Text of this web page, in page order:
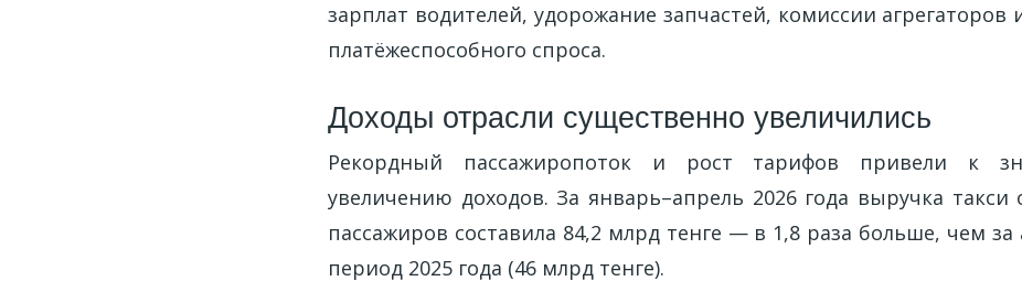
зарплат водителей, удорожание запчастей, комиссии
платёжеспособного спроса.
Доходы отрасли существенно увеличились
Рекордный пассажиропоток и рост тарифов привели к
увеличению доходов. За январь–апрель 2026 года выручка такси
пассажиров составила 84,2 млрд тенге — в 1,8 раза больше, чем
период 2025 года (46 млрд тенге).